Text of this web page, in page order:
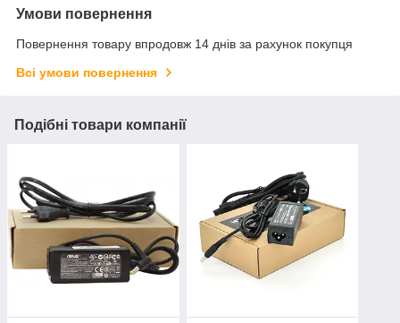
Умови повернення
Повернення товару впродовж 14 днів за рахунок покупця
Всі умови повернення
Подібні товари компанії